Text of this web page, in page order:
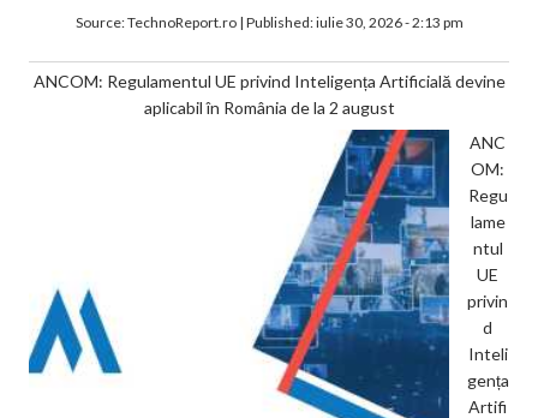
Source:TechnoReport.ro| Published:iulie 30, 2026 - 2:13 pm
ANCOM: Regulamentul UE privind Inteligența Artificială devine
aplicabil în România de la 2 august
ANC
OM:
Regu
lame
ntul
UE
privin
d
Inteli
gența
Artifi